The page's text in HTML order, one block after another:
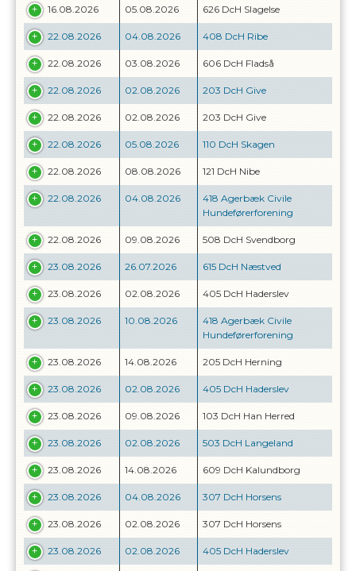
16.08.2026 05.08.2026 626 DcH Slagelse
22.08.2026 04.08.2026 408 DcH Ribe
22.08.2026 03.08.2026 606 DcH Fladså
22.08.2026 02.08.2026 203 DcH Give
22.08.2026 02.08.2026 203 DcH Give
22.08.2026 05.08.2026 110 DcH Skagen
22.08.2026 08.08.2026 121 DcH Nibe
22.08.2026 04.08.2026
418 Agerbæk Civile
Hundeførerforening
22.08.2026 09.08.2026 508 DcH Svendborg
23.08.2026 26.07.2026 615 DcH Næstved
23.08.2026 02.08.2026 405 DcH Haderslev
23.08.2026 10.08.2026
418 Agerbæk Civile
Hundeførerforening
23.08.2026 14.08.2026 205 DcH Herning
23.08.2026 02.08.2026 405 DcH Haderslev
23.08.2026 09.08.2026 103 DcH Han Herred
23.08.2026 02.08.2026 503 DcH Langeland
23.08.2026 14.08.2026 609 DcH Kalundborg
23.08.2026 04.08.2026 307 DcH Horsens
23.08.2026 02.08.2026 307 DcH Horsens
23.08.2026 02.08.2026 405 DcH Haderslev